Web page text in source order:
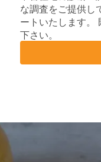
な調査をご提供
ートいたします。
下さい。